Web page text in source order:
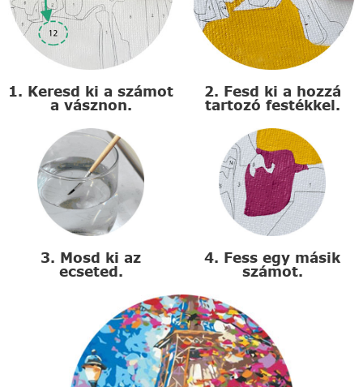
1. Keresd ki a számot
a vásznon.
2. Fesd ki a hozzá
tartozó festékkel.
3. Mosd ki az
ecseted.
4. Fess egy másik
számot.